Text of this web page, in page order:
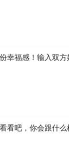
幸福感！输入双
看吧，你会跟什